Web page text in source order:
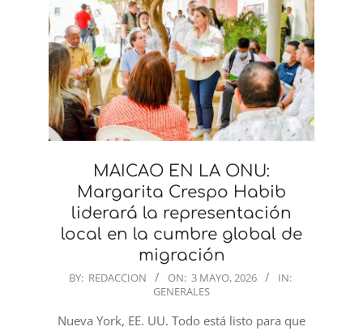
MAICAO EN LA ONU:
Margarita Crespo Habib
liderará la representación
local en la cumbre global de
migración
2026-
03
BY: REDACCION ON: 3 MAYO, 2026
IN:
GENERALES
​Nueva York, EE. UU. Todo está listo para que